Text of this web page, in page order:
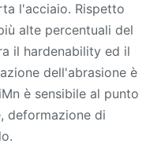
l'acciaio. Rispetto
alte percentuali del
il hardenability ed il
dell'abrasione è
è sensibile al punto
deformazione di